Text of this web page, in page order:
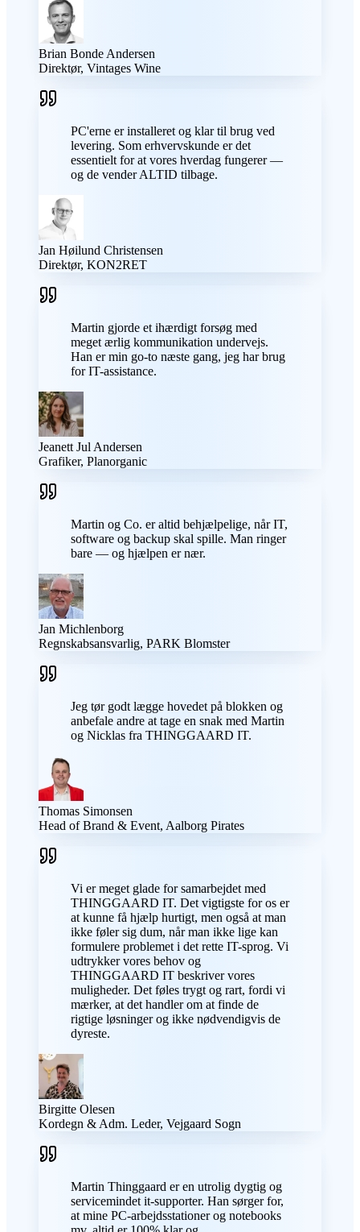
Brian Bonde Andersen
Direktør, Vintages Wine
PC'erne er installeret og klar til brug ved
levering. Som erhvervskunde er det
essentielt for at vores hverdag fungerer —
og de vender ALTID tilbage.
Jan Høilund Christensen
Direktør, KON2RET
Martin gjorde et ihærdigt forsøg med
meget ærlig kommunikation undervejs.
Han er min go-to næste gang, jeg har brug
for IT-assistance.
Jeanett Jul Andersen
Grafiker, Planorganic
Martin og Co. er altid behjælpelige, når IT,
software og backup skal spille. Man ringer
bare — og hjælpen er nær.
Jan Michlenborg
Regnskabsansvarlig, PARK Blomster
Jeg tør godt lægge hovedet på blokken og
anbefale andre at tage en snak med Martin
og Nicklas fra THINGGAARD IT.
Thomas Simonsen
Head of Brand & Event, Aalborg Pirates
Vi er meget glade for samarbejdet med
THINGGAARD IT. Det vigtigste for os er
at kunne få hjælp hurtigt, men også at man
ikke føler sig dum, når man ikke lige kan
formulere problemet i det rette IT-sprog. Vi
udtrykker vores behov og
THINGGAARD IT beskriver vores
muligheder. Det føles trygt og rart, fordi vi
mærker, at det handler om at finde de
rigtige løsninger og ikke nødvendigvis de
dyreste.
Birgitte Olesen
Kordegn & Adm. Leder, Vejgaard Sogn
Martin Thinggaard er en utrolig dygtig og
servicemindet it-supporter. Han sørger for,
at mine PC-arbejdsstationer og notebooks